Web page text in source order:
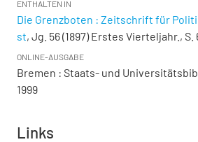
ENTHALTEN IN
Die Grenzboten : Zeitschrift für
st, Jg. 56 (1897) Erstes Vierteljahr., S.
ONLINE-AUSGABE
Bremen : Staats- und
1999
Links